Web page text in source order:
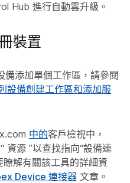
Hub 進行自動雲升級。
裝置
添加單個工作區，請參閱
設備創建工作區和添加服
中的客戶檢視中，
資源 ”以查找指向“設備連
解有關該工具的詳細資
Device 連接器 文章。